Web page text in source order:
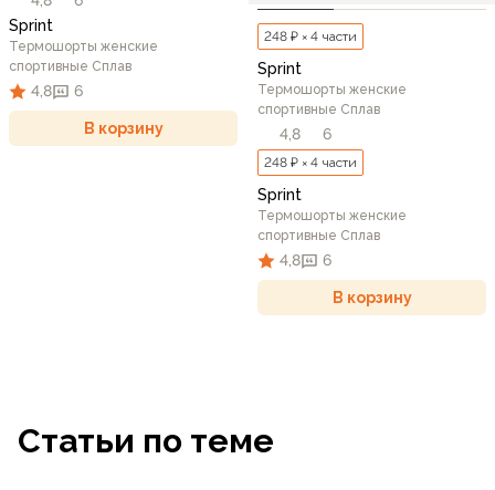
Sprint
Термошорты женские
спортивные Сплав
4,8 6
В корзину
248 ₽ × 4 части
Sprint
Термошорты женские
спортивные Сплав
4,8 6
248 ₽ × 4 части
Sprint
Термошорты женские
спортивные Сплав
4,8 6
В корзину
Статьи по теме